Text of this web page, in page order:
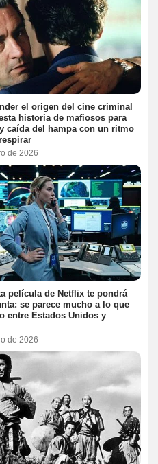
el origen del cine criminal
historia de mafiosos para
caída del hampa con un ritmo
de 2026
película de Netflix te pondrá
se parece mucho a lo que
entre Estados Unidos y
de 2026